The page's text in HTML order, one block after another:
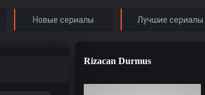
Новые сериалы Лучшие сериалы
Rizacan Durmus